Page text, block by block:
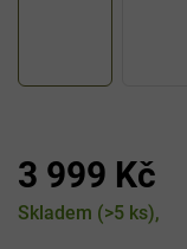
3 999 Kč
Měrná
Skladem (>5 ks)